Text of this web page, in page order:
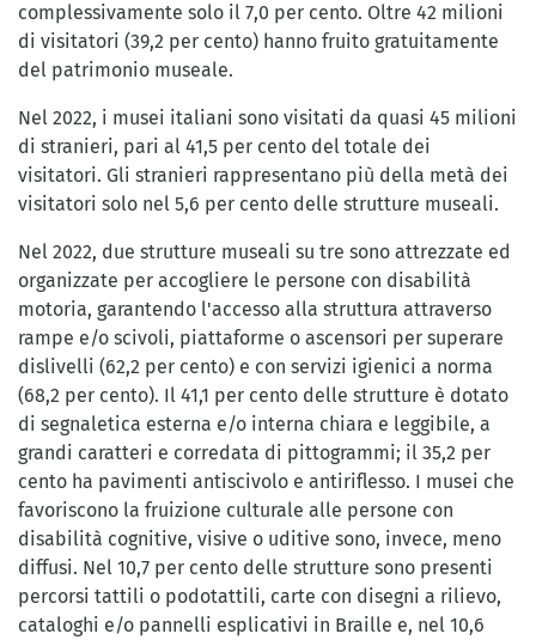
complessivamente solo il 7,0 per cento. Oltre 42 milioni
di visitatori (39,2 per cento) hanno fruito gratuitamente
del patrimonio museale.
Nel 2022, i musei italiani sono visitati da quasi 45 milioni
di stranieri, pari al 41,5 per cento del totale dei
visitatori. Gli stranieri rappresentano più della metà dei
visitatori solo nel 5,6 per cento delle strutture museali.
Nel 2022, due strutture museali su tre sono attrezzate ed
organizzate per accogliere le persone con disabilità
motoria, garantendo l'accesso alla struttura attraverso
rampe e/o scivoli, piattaforme o ascensori per superare
dislivelli (62,2 per cento) e con servizi igienici a norma
(68,2 per cento). Il 41,1 per cento delle strutture è dotato
di segnaletica esterna e/o interna chiara e leggibile, a
grandi caratteri e corredata di pittogrammi; il 35,2 per
cento ha pavimenti antiscivolo e antiriflesso. I musei che
favoriscono la fruizione culturale alle persone con
disabilità cognitive, visive o uditive sono, invece, meno
diffusi. Nel 10,7 per cento delle strutture sono presenti
percorsi tattili o podotattili, carte con disegni a rilievo,
cataloghi e/o pannelli esplicativi in Braille e, nel 10,6